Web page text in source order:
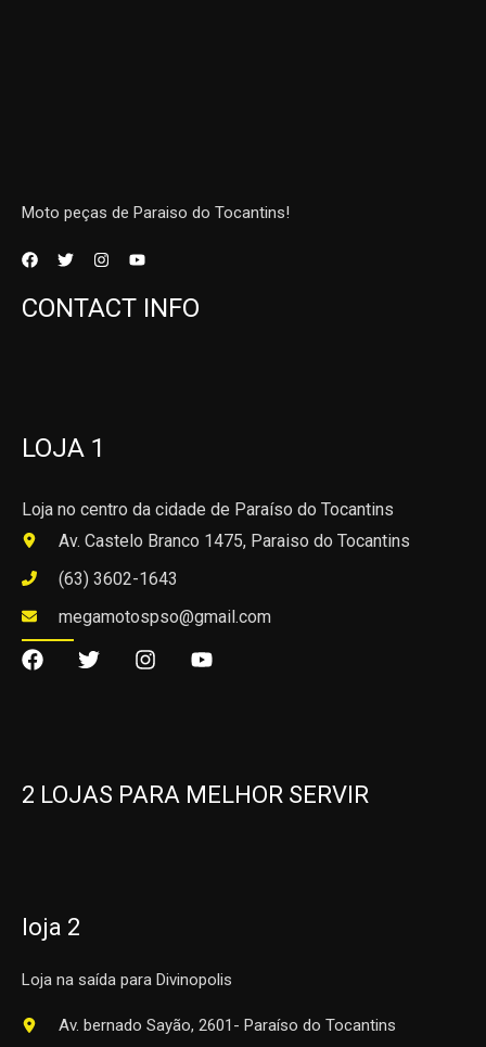
Moto peças de Paraiso do Tocantins!
CONTACT INFO
LOJA 1
Loja no centro da cidade de Paraíso do Tocantins
Av. Castelo Branco 1475, Paraiso do Tocantins
(63) 3602-1643
megamotospso@gmail.com
2 LOJAS PARA MELHOR SERVIR
loja 2
Loja na saída para Divinopolis
Av. bernado Sayão, 2601- Paraíso do Tocantins